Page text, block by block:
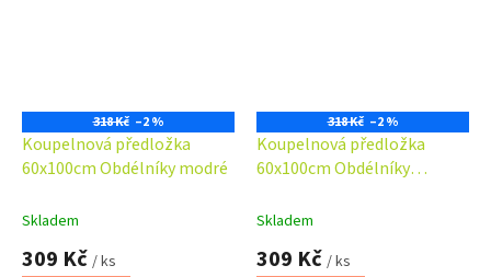
318 Kč –2 %
Koupelnová předložka
60x100cm Obdélníky modré
Skladem
309 Kč / ks
318 Kč –2 %
Koupelnová předložka
60x100cm Obdélníky
Skladem
309 Kč / ks